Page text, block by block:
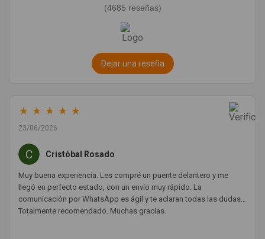
(4685 reseñas)
Dejar una reseña
★ ★ ★ ★ ★
23/06/2026
Cristóbal Rosado
Muy buena experiencia. Les compré un puente delantero y me
llegó en perfecto estado, con un envío muy rápido. La
comunicación por WhatsApp es ágil y te aclaran todas las dudas.
Totalmente recomendado. Muchas gracias.